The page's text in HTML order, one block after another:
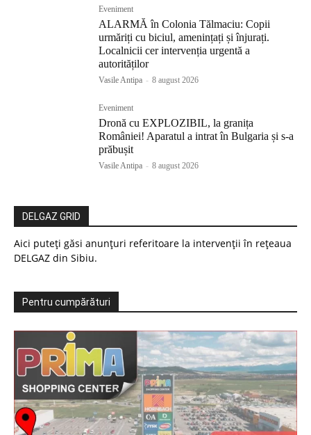
Eveniment
ALARMĂ în Colonia Tălmaciu: Copii
urmăriți cu biciul, amenințați și înjurați.
Localnicii cer intervenția urgentă a
autorităților
Vasile Antipa - 8 august 2026
Eveniment
Dronă cu EXPLOZIBIL, la granița
României! Aparatul a intrat în Bulgaria și s-a
prăbușit
Vasile Antipa - 8 august 2026
DELGAZ GRID
Aici puteți găsi anunțuri referitoare la intervenții în rețeaua
DELGAZ din Sibiu.
Pentru cumpărături